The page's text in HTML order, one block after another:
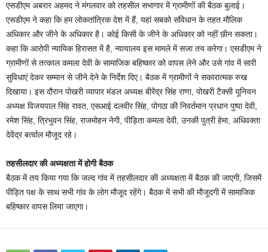
एसडीएम अबरार अहमद ने मंगलवार को तहसील सभागार में ग्रामीणों की बैठक बुलाई।
एसडीएम ने कहा कि हम लोकतांत्रिक देश में हैं, यहां सबको संविधान के तहत मौलिक
अधिकार और जीने के अधिकार है। कोई किसी के जीने के अधिकार को नहीं छीन सकता।
कहा कि आरोपी न्यायिक हिरासत में है, न्यायालय इस मामले में सजा तय करेगा। एसडीएम ने
ग्रामीणों से तत्काल कमला देवी के सामाजिक बहिष्कार को वापस लेने और उसे गांव में सारी
सुविधाएं देकर सम्मान से जीने देने के निर्देश दिए। बैठक में ग्रामीणों ने सकारात्मक रुख
दिखाया। इस दौरान पोखरी व्यापार मंडल अध्यक्ष बीरेंद्र सिंह राणा, पोखरी टैक्सी यूनियन
अध्यक्ष विजयपाल सिंह रावत, एसआई दलवीर सिंह, पोगठा की निवर्तमान प्रधान पुष्पा देवी,
रमेश सिंह, त्रिभुवन सिंह, राजमोहन नेगी, पीड़िता कमला देवी, उनकी पुत्री हेमा, अधिवक्ता
देवेंद्र बर्त्वाल मौजूद रहे।
तहसीलदार की अध्यक्षता में होगी बैठक
बैठक में तय किया गया कि जल्द गांव में तहसीलदार की अध्यक्षता में बैठक की जाएगी, जिसमें
पीड़ित पक्ष के साथ सभी गांव के लोग मौजूद रहेंगे। बैठक में सभी की मौजूदगी में सामाजिक
बहिष्कार वापस लिया जाएगा।